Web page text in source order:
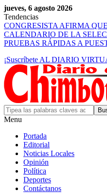
jueves, 6 agosto 2026
Tendencias
CONGRESISTA AFIRMA
CALENDARIO DE LA
PRUEBAS RÁPIDAS A
¡Suscríbete AL DIARIO
Menu
Portada
Editorial
Noticias Locales
Opinión
Política
Deportes
Contáctanos